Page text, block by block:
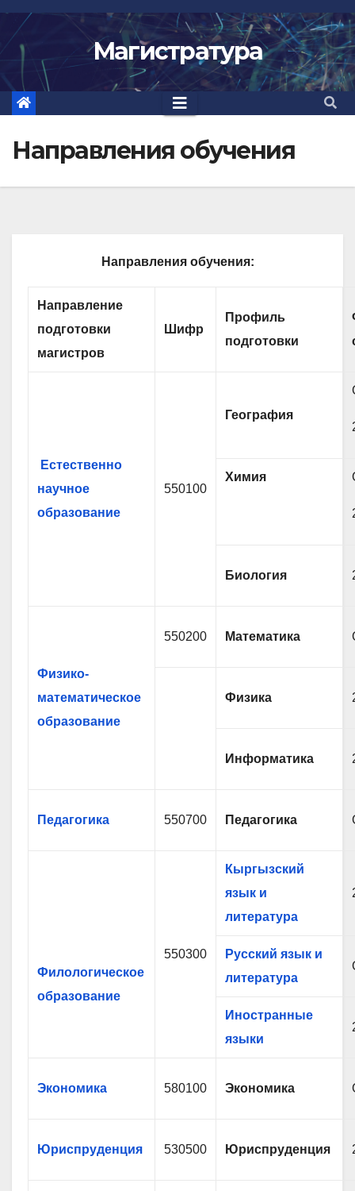
Перейти
содержимому
Магистратура
Направления обучения
Направления обучения:
Направление
подготовки
магистров
Шифр
Профиль
подготовки
Естественно
научное
образование
550100
География
Химия
Биология
Физико-
математическое
образование
550200 Математика
Физика
Информатика
Педагогика 550700 Педагогика
Филологическое
образование
550300
Кыргызский
язык и
литература
Русский язык и
литература
Иностранные
языки
Экономика 580100 Экономика
Юриспруденция 530500 Юриспруденция